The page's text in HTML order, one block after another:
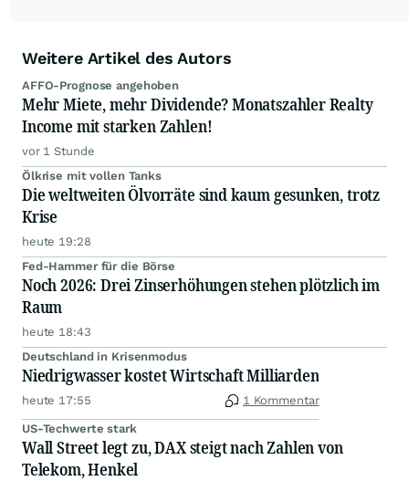
Weitere Artikel des Autors
AFFO-Prognose angehoben
Mehr Miete, mehr Dividende? Monatszahler Realty
Income mit starken Zahlen!
vor 1 Stunde
Ölkrise mit vollen Tanks
Die weltweiten Ölvorräte sind kaum gesunken, trotz
Krise
heute 19:28
Fed-Hammer für die Börse
Noch 2026: Drei Zinserhöhungen stehen plötzlich im
Raum
heute 18:43
Deutschland in Krisenmodus
Niedrigwasser kostet Wirtschaft Milliarden
heute 17:55 1 Kommentar
US-Techwerte stark
Wall Street legt zu, DAX steigt nach Zahlen von
Telekom, Henkel